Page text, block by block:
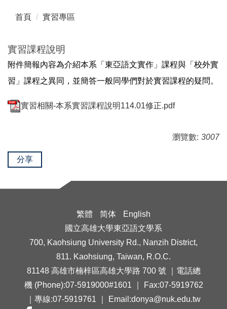
首頁 實習專區
實習課程說明
附件簡報內容為介紹本系「東亞語文實作」課程與「校外實
習」課程之異同，並簡答一般同學們對於實習課程的疑問。
實習相關-本系實習課程說明114.01修正.pdf
瀏覽數: 3007
分享
繁體 简体
English
國立高雄大學東亞語文學系
700, Kaohsiung University Rd., Nanzih District,
811. Kaohsiung, Taiwan, R.O.C.
81148 高雄市楠梓區高雄大學路 700 號 ｜電話總
機 (Phone):07-5919000#1601 ｜ Fax:07-5919762
｜專線:07-5919761 ｜ Email:donya@nuk.edu.tw